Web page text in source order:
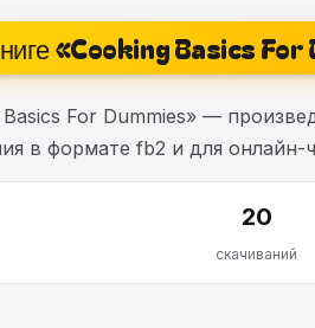
«Cooking Basics For
Basics For Dummies» —
в формате fb2 и для онлайн-
20
скачиваний